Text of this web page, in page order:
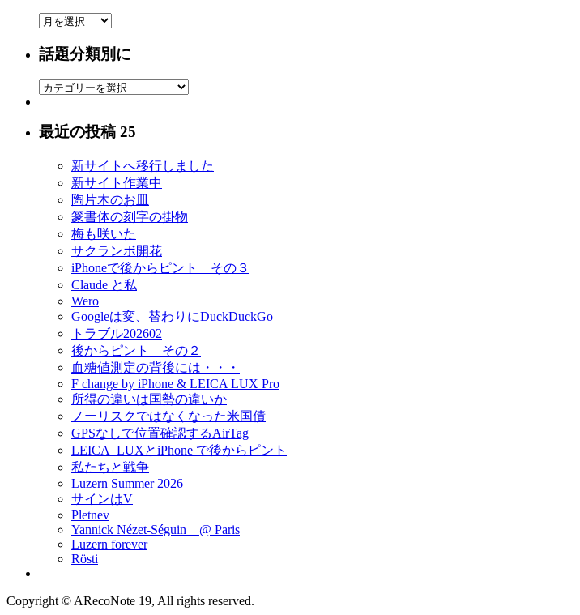
月
に
類
話題分類別に
話
類
最近の投稿 25
新サイトへ移行しました
新サイト作業中
陶片木のお皿
篆書体の刻字の掛物
梅も咲いた
サクランボ開花
iPhoneで後からピント その３
Claude と私
Wero
Googleは変、替わりにDuckDuckGo
トラブル202602
後からピント その２
血糖値測定の背後には・・・
F change by iPhone & LEICA LUX Pro
所得の違いは国勢の違いか
ノーリスクではなくなった米国債
GPSなしで位置確認するAirTag
LEICA_LUXとiPhone で後からピント
私たちと戦争
Luzern Summer 2026
サインはV
Pletnev
Yannick Nézet-Séguin @ Paris
Luzern forever
Rösti
Copyright © ARecoNote 19, All rights reserved.